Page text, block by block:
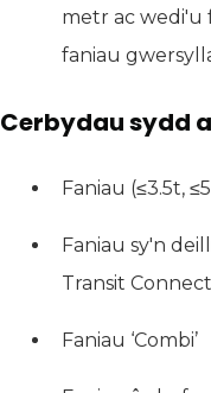
metr ac wedi'u
faniau
Cerbydau sydd
Faniau (≤3.5t,
Faniau sy'n
Transit
Faniau ‘Combi’